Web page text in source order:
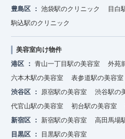
豊島区
池袋駅のクリニック
目白
駒込駅のクリニック
美容室向け物件
港区
青山一丁目駅の美容室
外苑
六本木駅の美容室
表参道駅の美容室
渋谷区
原宿駅の美容室 渋谷駅の
代官山駅の美容室
初台駅の美容室
新宿区
新宿駅の美容室
高田馬場
目黒区
目黒駅の美容室